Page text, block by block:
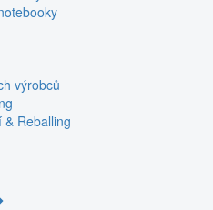
výrobců
& Reballing